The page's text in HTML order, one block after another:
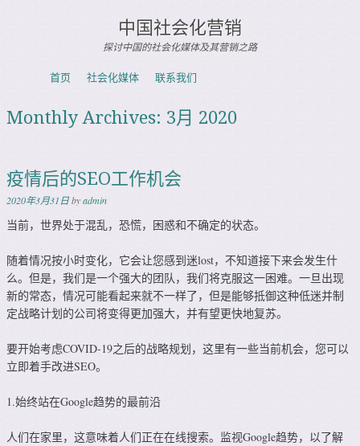
中国社会化营销
探讨中国的社会化媒体及其营销之路
Menu
Skip to content
首页 社会化媒体 联系我们
Monthly Archives: 3月 2020
疫情后的SEO工作机会
2020年3月31日byadmin
当前，世界处于混乱，恐慌，困惑和不确定的状态。
随着情况按小时变化，它会让您感到迷lost，不知道接下来会发生什
么。但是，我们是一个强大的团队，我们将克服这一困难。一旦出现
新的常态，情况可能看起来就不一样了，但是能够抵御这种低迷并制
定战略计划的公司将变得更加强大，并有望更快地复苏。
要开始考虑COVID-19之后的战略规划，这里有一些当前机会，您可以
立即着手改进SEO。
1.始终站在Google趋势的最前沿
人们在家里，这意味着人们正在在线搜索。监视Google趋势，以了解